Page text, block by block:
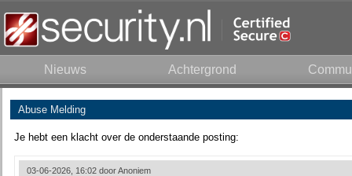
Nieuws Achtergrond
Abuse Melding
Je hebt een klacht over de onderstaande posting:
03-06-2026, 16:02 doorAnoniem